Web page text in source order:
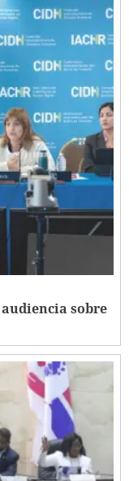
sobre